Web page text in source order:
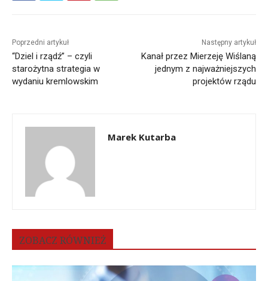
Poprzedni artykuł
“Dziel i rządź” – czyli
starożytna strategia w
wydaniu kremlowskim
Następny artykuł
Kanał przez Mierzeję Wiślaną
jednym z najważniejszych
projektów rządu
Marek Kutarba
ZOBACZ RÓWNIEŻ